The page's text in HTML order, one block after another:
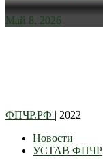
Май 8, 2026
ФПЧР.РФ | 2022
Новости
УСТАВ ФПЧР